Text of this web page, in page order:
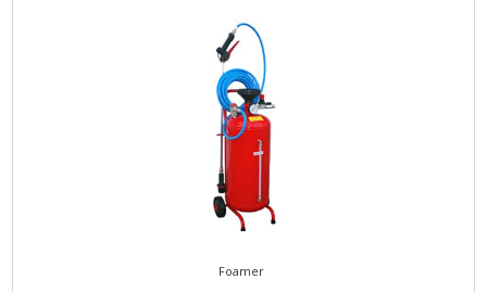
Foamer